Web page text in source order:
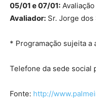
05/01 e 07/01:
Avaliador: Sr. Jorge dos
* Programação sujeita a
Telefone da sede social
Fonte: http://